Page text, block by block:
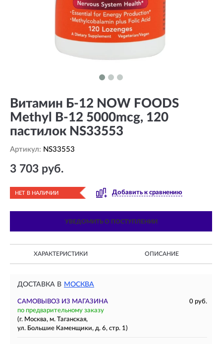
Витамин Б-12 NOW FOODS
Methyl B-12 5000mcg, 120
пастилок NS33553
Артикул: NS33553
3 703 руб.
НЕТ В НАЛИЧИИ Добавить к сравнению
УВЕДОМИТЬ О ПОСТУПЛЕНИИ
ХАРАКТЕРИСТИКИ ОПИСАНИЕ
ДОСТАВКА В МОСКВА
САМОВЫВОЗ ИЗ МАГАЗИНА
0 руб.
по предварительному заказу
(г. Москва, м. Таганская,
ул. Большие Каменщики, д. 6, стр. 1)